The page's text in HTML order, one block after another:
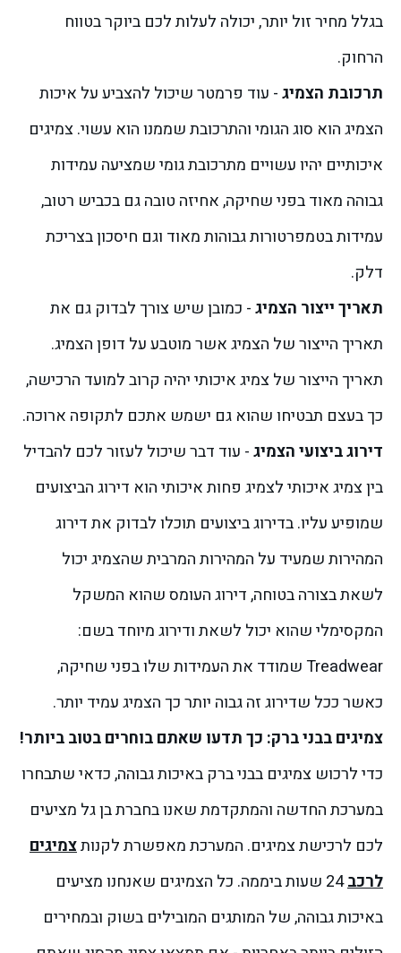
בגלל מחיר זול יותר, יכולה לעלות לכם ביוקר בטווח
הרחוק.
תרכובת הצמיג- עוד פרמטר שיכול להצביע על איכות
הצמיג הוא סוג הגומי והתרכובת שממנו הוא עשוי. צמיגים
איכותיים יהיו עשויים מתרכובת גומי שמציעה עמידות
גבוהה מאוד בפני שחיקה, אחיזה טובה גם בכביש רטוב,
עמידות בטמפרטורות גבוהות מאוד וגם חיסכון בצריכת
דלק.
תאריך ייצור הצמיג- כמובן שיש צורך לבדוק גם את
תאריך הייצור של הצמיג אשר מוטבע על דופן הצמיג.
תאריך הייצור של צמיג איכותי יהיה קרוב למועד הרכישה,
כך בעצם תבטיחו שהוא גם ישמש אתכם לתקופה ארוכה.
דירוג ביצועי הצמיג- עוד דבר שיכול לעזור לכם להבדיל
בין צמיג איכותי לצמיג פחות איכותי הוא דירוג הביצועים
שמופיע עליו. בדירוג ביצועים תוכלו לבדוק את דירוג
המהירות שמעיד על המהירות המרבית שהצמיג יכול
לשאת בצורה בטוחה, דירוג העומס שהוא המשקל
המקסימלי שהוא יכול לשאת ודירוג מיוחד בשם:
Treadwear שמודד את העמידות שלו בפני שחיקה,
כאשר ככל שדירוג זה גבוה יותר כך הצמיג עמיד יותר.
צמיגים בבני ברק: כך תדעו שאתם בוחרים בטוב ביותר!
כדי לרכוש צמיגים בבני ברק באיכות גבוהה, כדאי שתבחרו
במערכת החדשה והמתקדמת שאנו בחברת בן גל מציעים
לכם לרכישת צמיגים. המערכת מאפשרת לקנותצמיגים
לרכב
24 שעות ביממה. כל הצמיגים שאנחנו מציעים
באיכות גבוהה, של המותגים המובילים בשוק ובמחירים